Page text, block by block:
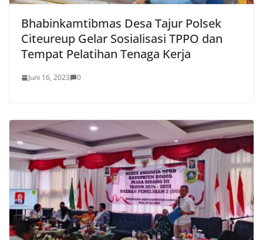
Bhabinkamtibmas Desa Tajur Polsek
Citeureup Gelar Sosialisasi TPPO dan
Tempat Pelatihan Tenaga Kerja
Juni 16, 2023 0